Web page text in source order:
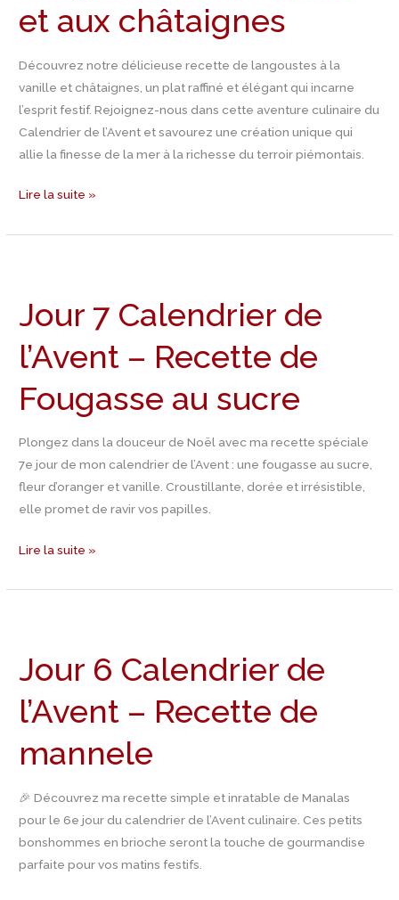
et aux châtaignes
Découvrez notre délicieuse recette de langoustes à la
vanille et châtaignes, un plat raffiné et élégant qui incarne
l’esprit festif. Rejoignez-nous dans cette aventure culinaire du
Calendrier de l’Avent et savourez une création unique qui
allie la finesse de la mer à la richesse du terroir piémontais.
Langouste
la
vanille
et
aux
châtaignes
Lire la suite »
Jour 7 Calendrier de
l’Avent – Recette de
Fougasse au sucre
Plongez dans la douceur de Noël avec ma recette spéciale
7e jour de mon calendrier de l’Avent : une fougasse au sucre,
fleur d’oranger et vanille. Croustillante, dorée et irrésistible,
elle promet de ravir vos papilles.
Calendrier
de
l’Avent
Recette
Fougasse
au
sucre
Lire la suite »
Jour 6 Calendrier de
l’Avent – Recette de
mannele
🎉 Découvrez ma recette simple et inratable de Manalas
pour le 6e jour du calendrier de l’Avent culinaire. Ces petits
bonshommes en brioche seront la touche de gourmandise
parfaite pour vos matins festifs.
Calendrier
de
l’Avent
Recette
mannele